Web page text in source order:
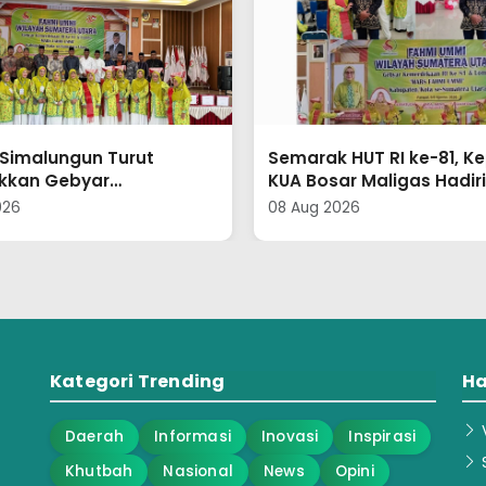
RI ke-81, Kepala
Maligas Hadiri Gebyar
dan Lomba Mars
Kepala KUA Tarutung
Jajaran Laksanakan
Musholla di Tempat
08 Aug 2026
Kategori Trending
Daerah Informasi Inovasi
Inspirasi
Khutbah
Nasional News Opini